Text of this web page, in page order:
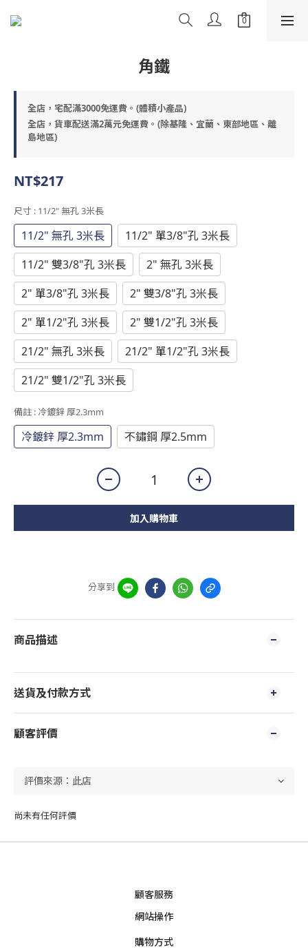
角鐵
全店，宅配滿3000免運費。(體積小產品)
全店，貨車配送滿2萬元免運費。(除基隆、宜蘭、東部地區、離
島地區)
NT$217
尺寸 : 11/2" 無孔 3米長
11/2" 無孔 3米長
11/2" 單3/8"孔 3米長
11/2" 雙3/8"孔 3米長
2" 無孔 3米長
2" 單3/8"孔 3米長
2" 雙3/8"孔 3米長
2" 單1/2"孔 3米長
2" 雙1/2"孔 3米長
21/2" 無孔 3米長
21/2" 單1/2"孔 3米長
21/2" 雙1/2"孔 3米長
備註 : 冷鍍鋅 厚2.3mm
冷鍍鋅 厚2.3mm 不鏽鋼 厚2.5mm
加入購物車
分享到
商品描述
送貨及付款方式
顧客評價
尚未有任何評價
顧客服務
網站操作
購物方式